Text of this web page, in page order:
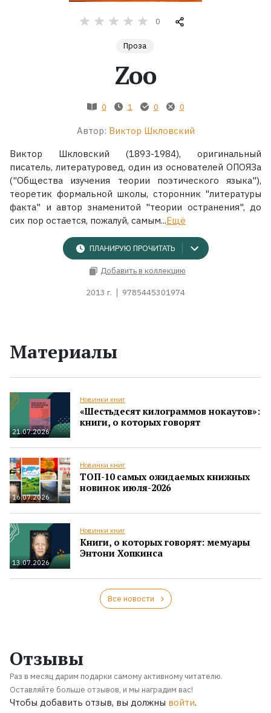
0
Проза
Zoo
0 1 0 0
Автор: Виктор Шкловский
Виктор Шкловский (1893-1984), оригинальный
писатель, литературовед, один из основателей ОПОЯЗа
("Общества изучения теории поэтического языка"),
теоретик формальной школы, сторонник "литературы
факта" и автор знаменитой "теории остранения", до
сих пор остается, пожалуй, самым...Ещё
ПЛАНИРУЮ ПРОЧИТАТЬ
Добавить в коллекцию
2013 г. 9785445301974
Материалы
21.07.2026
Новинки книг
«Шестьдесят килограммов нокаутов»:
книги, о которых говорят
16.07.2026
Новинки книг
ТОП-10 самых ожидаемых книжных
новинок июля-2026
13.07.2026
Новинки книг
Книги, о которых говорят: мемуары
Энтони Хопкинса
Все новости
Отзывы
Раз в месяц дарим подарки самому активному читателю.
Оставляйте больше отзывов, и мы наградим вас!
Чтобы добавить отзыв, вы должны войти.